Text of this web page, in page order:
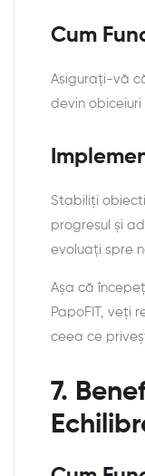
Cum
Asigurați-vă
devin obiceiuri
Stabiliți
progresul și
evoluați spre
Așa că
PapoFIT, veți
ceea ce
7.